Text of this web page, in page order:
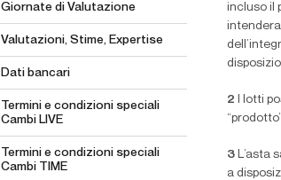
Giornate di Valutazione
Valutazioni, Stime, Expertise
Dati bancari
Termini e condizioni speciali
Cambi LIVE
Termini e condizioni speciali
Cambi TIME
incluso il
2 I lotti
3 L’asta
a